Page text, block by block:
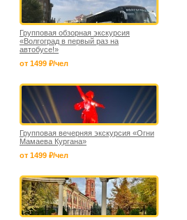
Групповая обзорная экскурсия
«Волгоград в первый раз на
автобусе!»
от 1499 ₽/чел
Групповая вечерняя экскурсия «Огни
Мамаева Кургана»
от 1499 ₽/чел